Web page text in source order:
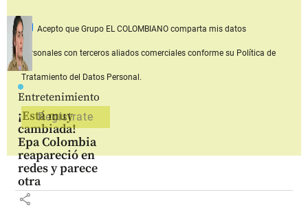
Entretenimiento
¡Está muy
cambiada!
Epa Colombia
reapareció en
redes y parece
otra
share
Acepto que Grupo EL COLOMBIANOcomparta mis datos
personales con terceros aliados comerciales conforme su Política de
Tratamiento del Datos Personal.